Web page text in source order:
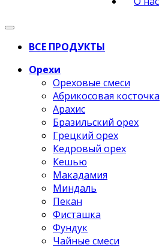
ВСЕ ПРОДУКТЫ
Орехи
Ореховые смеси
Абрикосовая косточка
Арахис
Бразильский орех
Грецкий орех
Кедровый орех
Кешью
Макадамия
Миндаль
Пекан
Фисташка
Фундук
Чайные смеси